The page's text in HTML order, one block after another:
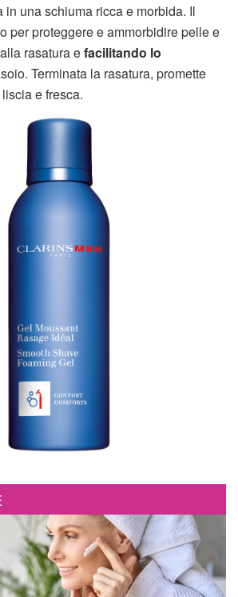
in una schiuma ricca e morbida. Il
per proteggere e ammorbidire pelle e
rasatura efacilitando lo
Terminata la rasatura, promette
e fresca.